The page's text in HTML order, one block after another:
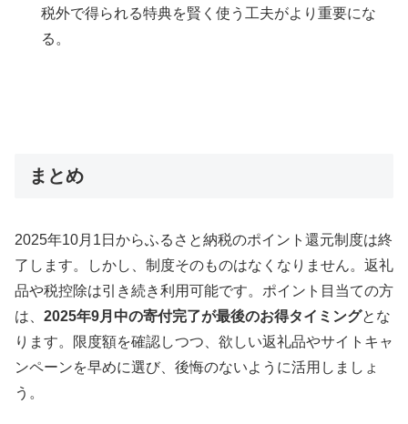
税外で得られる特典を賢く使う工夫がより重要にな
る。
まとめ
2025年10月1日からふるさと納税のポイント還元制度は終
了します。しかし、制度そのものはなくなりません。返礼
品や税控除は引き続き利用可能です。ポイント目当ての方
は、 2025年9月中の寄付完了が最後のお得タイミングとな
ります。限度額を確認しつつ、欲しい返礼品やサイトキャ
ンペーンを早めに選び、後悔のないように活用しましょ
う。